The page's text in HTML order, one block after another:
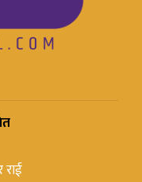
राई